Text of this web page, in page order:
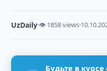
UzDaily·👁 1858 views·
Будьте в